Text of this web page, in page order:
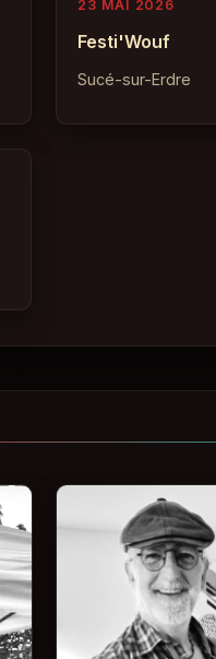
23 MAI 2026
Festi'Wouf
Sucé-sur-Erdre